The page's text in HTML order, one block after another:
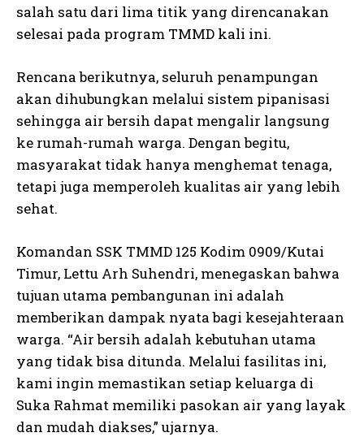
salah satu dari lima titik yang direncanakan
selesai pada program TMMD kali ini.
Rencana berikutnya, seluruh penampungan
akan dihubungkan melalui sistem pipanisasi
sehingga air bersih dapat mengalir langsung
ke rumah-rumah warga. Dengan begitu,
masyarakat tidak hanya menghemat tenaga,
tetapi juga memperoleh kualitas air yang lebih
sehat.
Komandan SSK TMMD 125 Kodim 0909/Kutai
Timur, Lettu Arh Suhendri, menegaskan bahwa
tujuan utama pembangunan ini adalah
memberikan dampak nyata bagi kesejahteraan
warga. “Air bersih adalah kebutuhan utama
yang tidak bisa ditunda. Melalui fasilitas ini,
kami ingin memastikan setiap keluarga di
Suka Rahmat memiliki pasokan air yang layak
dan mudah diakses,” ujarnya.